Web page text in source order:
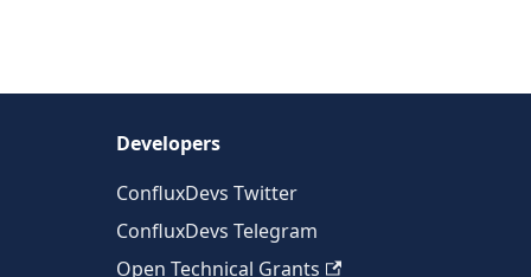
Developers
ConfluxDevs Twitter
ConfluxDevs Telegram
Open Technical Grants